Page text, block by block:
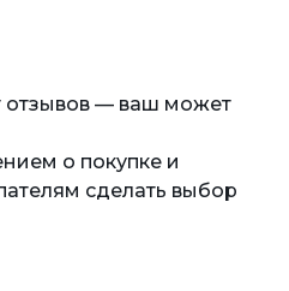
отзывов — ваш может
о покупке и
сделать выбор